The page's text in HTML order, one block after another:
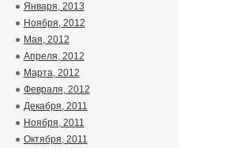
Января, 2013
Ноября, 2012
Мая, 2012
Апреля, 2012
Марта, 2012
Февраля, 2012
Декабря, 2011
Ноября, 2011
Октября, 2011